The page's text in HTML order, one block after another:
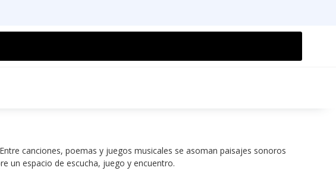
canciones, poemas y juegos musicales se asoman paisajes sonoros
un espacio de escucha, juego y encuentro.